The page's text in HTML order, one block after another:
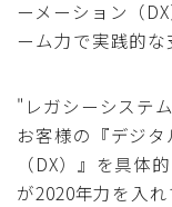
ーメーション（
ーム力で実践的な
"レガシーシステ
お客様の『デジ
（DX）』を具体
が2020年力を入